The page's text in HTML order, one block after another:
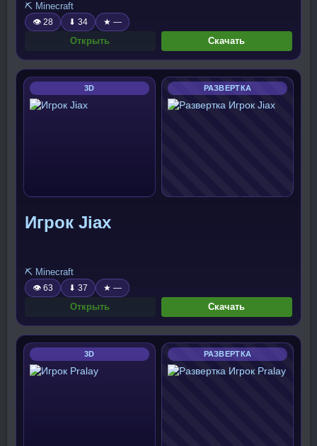
⛏️ Minecraft
👁 28 ⬇ 34 ★ —
Открыть Скачать
3D РАЗВЕРТКА
Игрок Jiax
⛏️ Minecraft
👁 63 ⬇ 37 ★ —
Открыть Скачать
3D РАЗВЕРТКА